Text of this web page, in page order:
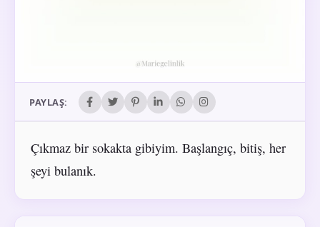
PAYLAŞ:
Çıkmaz bir sokakta gibiyim. Başlangıç, bitiş, her
şeyi bulanık.